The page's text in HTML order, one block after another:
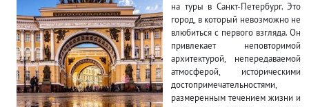
на туры в Санкт-Петербург. Это
город, в который невозможно не
влюбиться с первого взгляда. Он
привлекает неповторимой
архитектурой, непередаваемой
атмосферой, историческими
достопримечательностями,
размеренным течением жизни и